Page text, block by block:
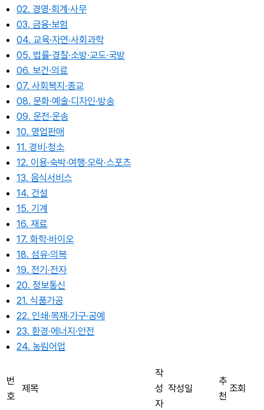
02. 경영·회계·사무
03. 금융·보험
04. 교육·자연·사회과학
05. 법률·경찰·소방·교도·국방
06. 보건·의료
07. 사회복지·종교
08. 문화·예술·디자인·방송
09. 운전·운송
10. 영업판매
11. 경비·청소
12. 이용·숙박·여행·오락·스포츠
13. 음식서비스
14. 건설
15. 기계
16. 재료
17. 화학·바이오
18. 섬유·의복
19. 전기·전자
20. 정보통신
21. 식품가공
22. 인쇄·목재·가구·공예
23. 환경·에너지·안전
24. 농림어업
번
호
제목
작
성
자
작성일
추
천
조회